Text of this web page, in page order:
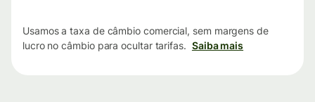
Usamos a taxa de câmbio comercial, sem margens de
lucro no câmbio para ocultar tarifas. Saiba mais